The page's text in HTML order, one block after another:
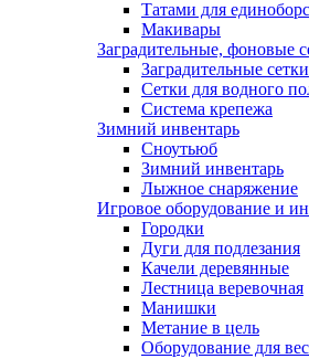
Татами для
Макивары
Заградительные, фоновые
Заградительные сетки
Сетки для водного
Система крепежа
Зимний инвентарь
Сноутьюб
Зимний инвентарь
Лыжное снаряжение
Игровое оборудование и
Городки
Дуги для подлезания
Качели деревянные
Лестница веревочная
Манишки
Метание в цель
Оборудование для